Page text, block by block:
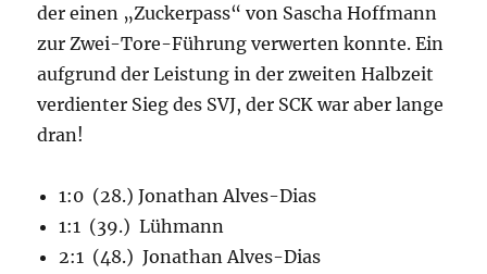
der einen „Zuckerpass“ von Sascha Hoffmann
zur Zwei-Tore-Führung verwerten konnte. Ein
aufgrund der Leistung in der zweiten Halbzeit
verdienter Sieg des SVJ, der SCK war aber lange
dran!
1:0 (28.) Jonathan Alves-Dias
1:1 (39.) Lühmann
2:1 (48.) Jonathan Alves-Dias